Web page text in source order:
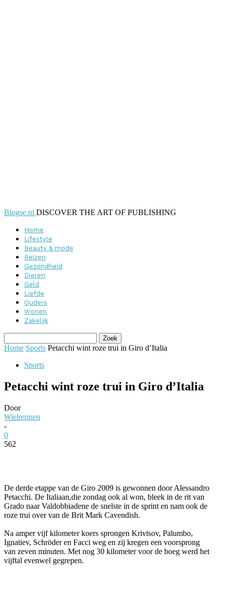
Blogse.nl DISCOVER THE ART OF PUBLISHING
Home
Lifestyle
Beauty & mode
Reizen
Gezondheid
Dieren
Geld
Liefde
Ouders
Wonen
Zakelijk
Home Sports Petacchi wint roze trui in Giro d’Italia
Sports
Petacchi wint roze trui in Giro d’Italia
Door
Wielrennen
-
0
562
De derde etappe van de Giro 2009 is gewonnen door Alessandro
Petacchi. De Italiaan,die zondag ook al won, bleek in de rit van
Grado naar Valdobbiadene de snelste in de sprint en nam ook de
roze trui over van de Brit Mark Cavendish.
Na amper vijf kilometer koers sprongen Krivtsov, Palumbo,
Ignatiev, Schröder en Facci weg en zij kregen een voorsprong
van zeven minuten. Met nog 30 kilometer voor de boeg werd het
vijftal evenwel gegrepen.